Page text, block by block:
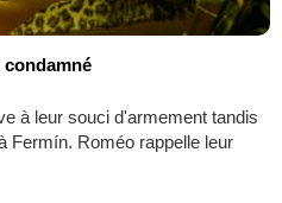
condamné
à leur souci d'armement tandis
Fermín. Roméo rappelle leur